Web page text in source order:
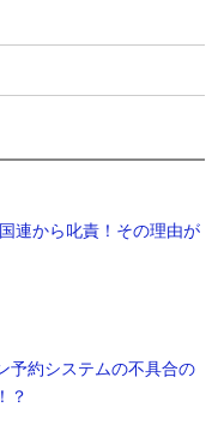
連から叱責！その理由が
予約システムの不具合の
？